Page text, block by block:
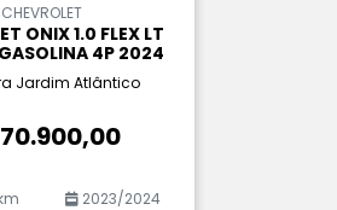
CHEVROLET
ONIX 1.0 FLEX LT
4P 2024
Jardim Atlântico
2023/2024